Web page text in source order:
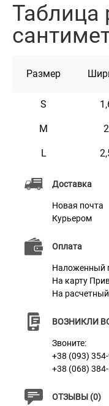
Доставка
Новая почта
Курьером
Оплата
Наложенный
На карту
На
ВОЗНИКЛИ
Звоните:
+38 (093)
+38 (068)
ОТЗЫВЫ (0)
солнце.
Шлея изготовлена с
пластиковой
воды. Она
Доступна в
бирюзовом,
Материал
Фурнитура
Таблица
Размер
S
M 2
L